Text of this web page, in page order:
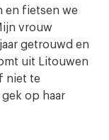
en fietsen we
vrouw
getrouwd en
uit Litouwen
niet te
op haar